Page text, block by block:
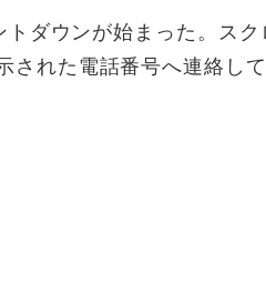
ダウンが始まった。スク
された電話番号へ連絡し